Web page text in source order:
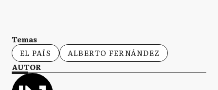
Temas
EL PAÍS
ALBERTO FERNÁNDEZ
AUTOR